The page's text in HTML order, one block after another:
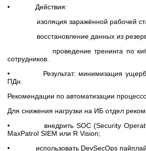
• Действия:
изоляция заражённой рабочей
восстановление данных из
проведение тренинга по
сотрудников.
• Результат: минимизация ущерба,
ПДн.
Рекомендации по автоматизации
Для снижения нагрузки на ИБ отдел
• внедрить SOC (Security
MaxPatrol SIEM или R Vision;
• использовать DevSecOps